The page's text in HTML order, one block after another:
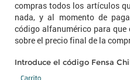
compras todos los artículos
nada, y al momento de
código alfanumérico para que
sobre el precio final de la
Introduce el código Fensa